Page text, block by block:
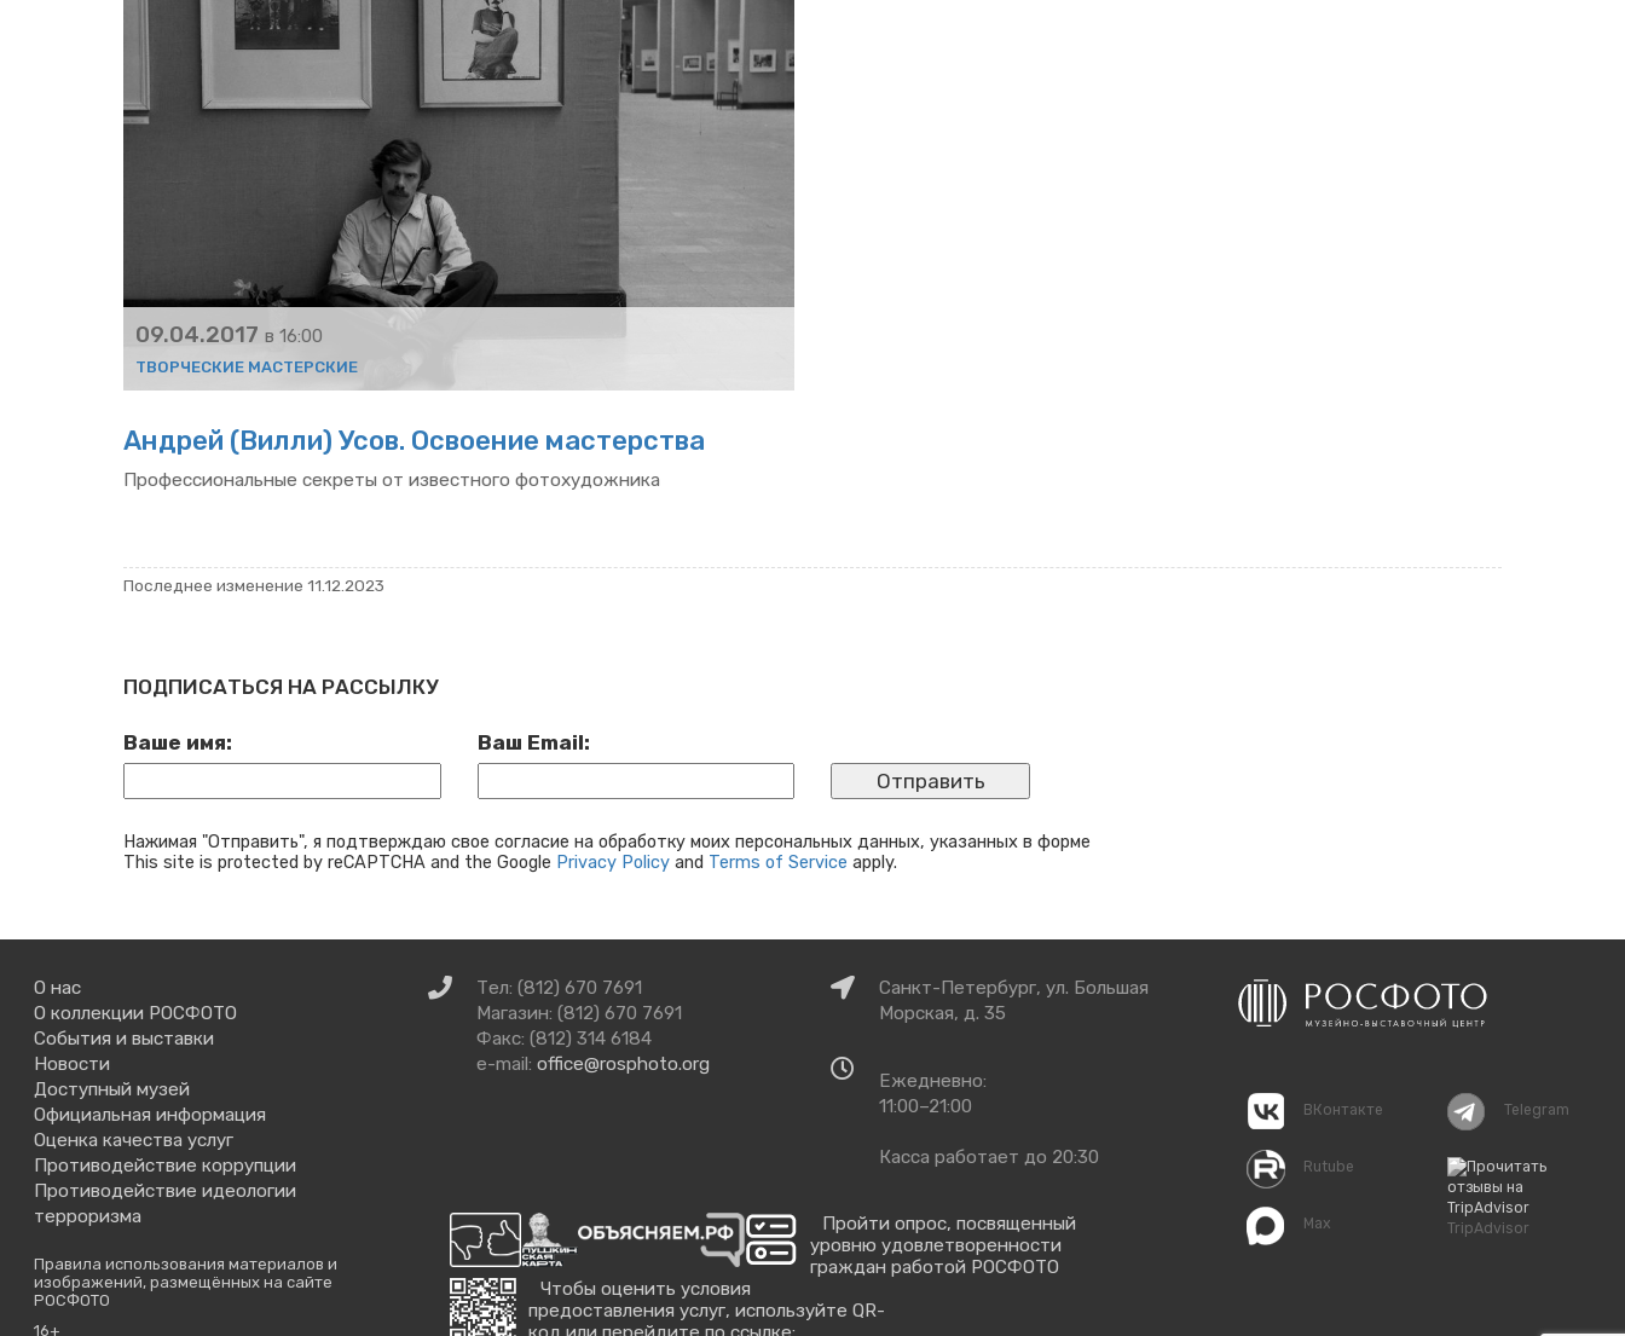
09.04.2017 в 16:00
ТВОР­ЧЕ­СКИЕ МА­СТЕР­СКИЕ
Ан­дрей (Вилли) Усов. Осво­е­ние ма­стер­ства
Про­фес­си­о­наль­ные сек­ре­ты от из­вест­но­го фо­то­ху­дож­ни­ка
По­след­нее из­ме­не­ние 11.12.2023
ПОДПИСАТЬСЯ НА РАССЫЛКУ
Ваше имя: Ваш Email:
Нажимая "Отправить", я подтверждаю свое согласие на обработку моих персональных данных, указанных в форме
This site is protected by reCAPTCHA and the Google Privacy Policy and Terms of Service apply.
О нас
О коллекции РОСФОТО
События и выставки
Новости
Доступный музей
Официальная информация
Оценка качества услуг
Противодействие коррупции
Противодействие идеологии
терроризма
Правила использования материалов и
изображений, размещённых на сайте
РОСФОТО
16+
Связаться
нами
Тел: (812) 670 7691
Магазин: (812) 670 7691
Факс: (812) 314 6184
e-mail: office@rosphoto.org
Как
добраться
Санкт-Петербург, ул. Большая
Морская, д. 35
работы
Ежедневно:
11:00–21:00
Касса работает до 20:30
Пройти опрос, посвященный
уровню удовлетворенности
граждан работой РОСФОТО
Чтобы оценить условия
предоставления услуг, используйте QR-
ВКонтакте
Rutube
Max
Telegram
TripAdvisor